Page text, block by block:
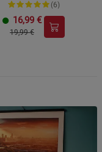
(6)
16,99 €
19,99 €